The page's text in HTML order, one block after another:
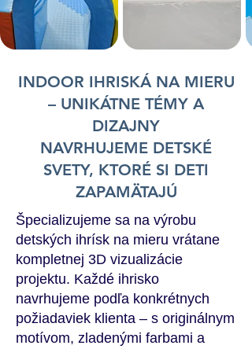
INDOOR IHRISKÁ NA MIERU
– UNIKÁTNE TÉMY A
DIZAJNY
NAVRHUJEME DETSKÉ
SVETY, KTORÉ SI DETI
ZAPAMÄTAJÚ
Špecializujeme sa na výrobu
detských ihrísk na mieru vrátane
kompletnej 3D vizualizácie
projektu. Každé ihrisko
navrhujeme podľa konkrétnych
požiadaviek klienta – s originálnym
motívom, zladenými farbami a